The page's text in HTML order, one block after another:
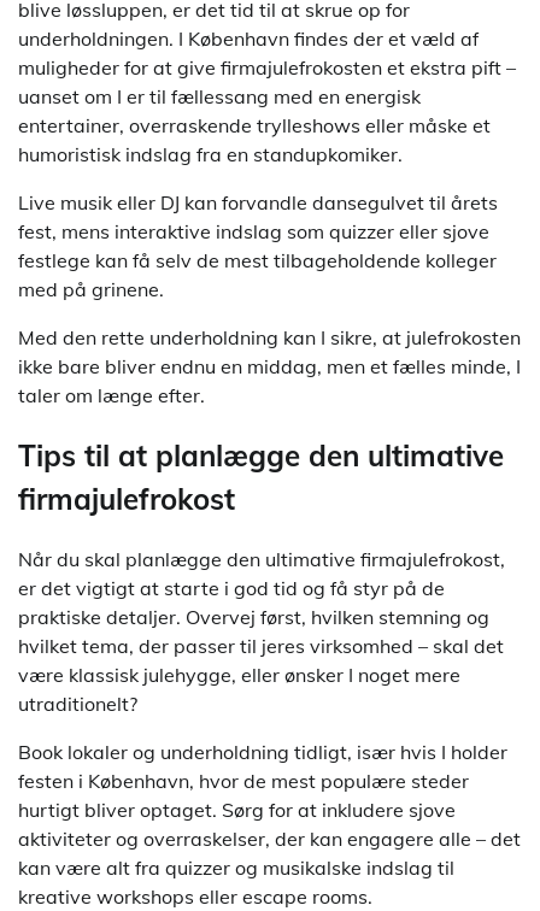
blive løssluppen, er det tid til at skrue op for
underholdningen. I København findes der et væld af
muligheder for at give firmajulefrokosten et ekstra pift –
uanset om I er til fællessang med en energisk
entertainer, overraskende trylleshows eller måske et
humoristisk indslag fra en standupkomiker.
Live musik eller DJ kan forvandle dansegulvet til årets
fest, mens interaktive indslag som quizzer eller sjove
festlege kan få selv de mest tilbageholdende kolleger
med på grinene.
Med den rette underholdning kan I sikre, at julefrokosten
ikke bare bliver endnu en middag, men et fælles minde, I
taler om længe efter.
Tips til at planlægge den ultimative
firmajulefrokost
Når du skal planlægge den ultimative firmajulefrokost,
er det vigtigt at starte i god tid og få styr på de
praktiske detaljer. Overvej først, hvilken stemning og
hvilket tema, der passer til jeres virksomhed – skal det
være klassisk julehygge, eller ønsker I noget mere
utraditionelt?
Book lokaler og underholdning tidligt, især hvis I holder
festen i København, hvor de mest populære steder
hurtigt bliver optaget. Sørg for at inkludere sjove
aktiviteter og overraskelser, der kan engagere alle – det
kan være alt fra quizzer og musikalske indslag til
kreative workshops eller escape rooms.